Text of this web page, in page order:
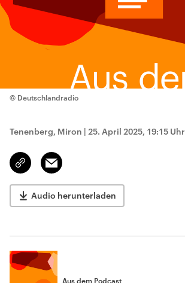
© Deutschlandradio
Tenenberg, Miron | 25. April 2025, 19:15 Uhr
Link
kopieren/teilen
Email
Audio herunterladen
Aus dem Podcast